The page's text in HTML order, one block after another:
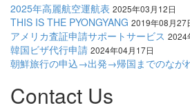
2025年高麗航空運航表 2025年03月12日
THIS IS THE PYONGYANG 2019年08月27
アメリカ査証申請サポートサービス 2024
韓国ビザ代行申請 2024年04月17日
朝鮮旅行の申込→出発→帰国までのなが
Contact Us